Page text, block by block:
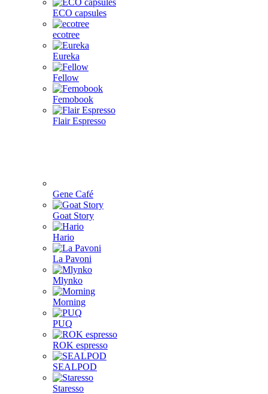
ECO capsules
ecotree
Eureka
Fellow
Femobook
Flair Espresso
Gene Café
Goat Story
Hario
La Pavoni
Mlynko
Morning
PUQ
ROK espresso
SEALPOD
Staresso